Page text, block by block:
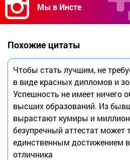
Мы в Инсте
Похожие цитаты
Чтобы стать лучшим, не
в виде красных дипломов и
Успешность не имеет ничего
высших образований. Из
вырастают кумиры и
безупречный аттестат может
единственным достижением
отличника